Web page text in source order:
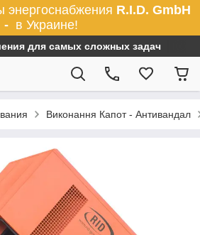
энергоснабжения R.I.D. GmbH
- в Украине!
для самых сложных задач
Виконання Капот - Антивандал